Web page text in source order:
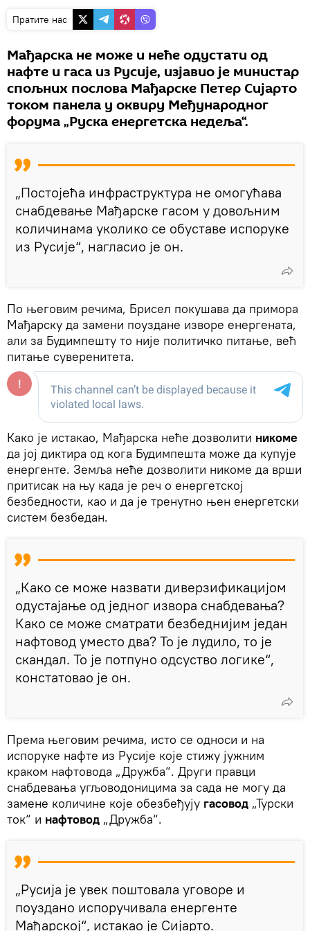
Пратите нас
Мађарска не може и неће одустати од
нафте и гаса из Русије, изјавио је министар
спољних послова Мађарске Петер Сијарто
током панела у оквиру Међународног
форума „Руска енергетска недеља“.
„Постојећа инфраструктура не омогућава
снабдевање Мађарске гасом у довољним
количинама уколико се обуставе испоруке
из Русије“, нагласио је он.
По његовим речима, Брисел покушава да примора
Мађарску да замени поуздане изворе енергената,
али за Будимпешту то није политичко питање, већ
питање суверенитета.
Како је истакао, Мађарска неће дозволити никоме
да јој диктира од кога Будимпешта може да купује
енергенте. Земља неће дозволити никоме да врши
притисак на њу када је реч о енергетској
безбедности, као и да је тренутно њен енергетски
систем безбедан.
„Како се може назвати диверзификацијом
одустајање од једног извора снабдевања?
Како се може сматрати безбеднијим један
нафтовод уместо два? То је лудило, то је
скандал. То је потпуно одсуство логике“,
констатовао је он.
Према његовим речима, исто се односи и на
испоруке нафте из Русије које стижу јужним
краком нафтовода „Дружба“. Други правци
снабдевања угљоводоницима за сада не могу да
замене количине које обезбеђују гасовод „Турски
ток“ и нафтовод „Дружба“.
„Русија је увек поштовала уговоре и
поуздано испоручивала енергенте
Мађарској“, истакао је Сијарто.